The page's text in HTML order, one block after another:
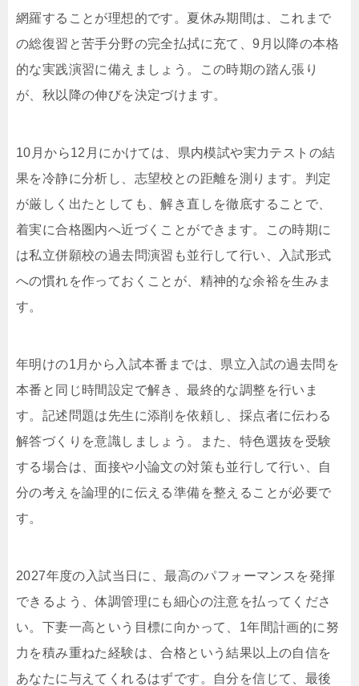
網羅することが理想的です。夏休み期間は、これまで
の総復習と苦手分野の完全払拭に充て、9月以降の本格
的な実践演習に備えましょう。この時期の踏ん張り
が、秋以降の伸びを決定づけます。
10月から12月にかけては、県内模試や実力テストの結
果を冷静に分析し、志望校との距離を測ります。判定
が厳しく出たとしても、解き直しを徹底することで、
着実に合格圏内へ近づくことができます。この時期に
は私立併願校の過去問演習も並行して行い、入試形式
への慣れを作っておくことが、精神的な余裕を生みま
す。
年明けの1月から入試本番までは、県立入試の過去問を
本番と同じ時間設定で解き、最終的な調整を行いま
す。記述問題は先生に添削を依頼し、採点者に伝わる
解答づくりを意識しましょう。また、特色選抜を受験
する場合は、面接や小論文の対策も並行して行い、自
分の考えを論理的に伝える準備を整えることが必要で
す。
2027年度の入試当日に、最高のパフォーマンスを発揮
できるよう、体調管理にも細心の注意を払ってくださ
い。下妻一高という目標に向かって、1年間計画的に努
力を積み重ねた経験は、合格という結果以上の自信を
あなたに与えてくれるはずです。自分を信じて、最後